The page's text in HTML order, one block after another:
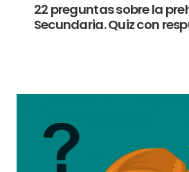
22 preguntas sobre la
Secundaria. Quiz con